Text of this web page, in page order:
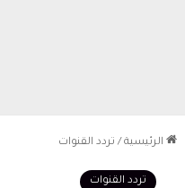
الرئيسية / تردد القنوات
تردد القنوات